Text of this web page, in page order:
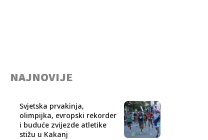
NAJNOVIJE
Svjetska prvakinja,
olimpijka, evropski rekorder
i buduće zvijezde atletike
stižu u Kakanj